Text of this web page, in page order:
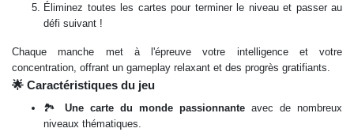
Éliminez toutes les cartes pour terminer le niveau et passer au
défi suivant !
Chaque manche met à l'épreuve votre intelligence et votre
concentration, offrant un gameplay relaxant et des progrès gratifiants.
🌟 Caractéristiques du jeu
🏞️ Une carte du monde passionnante avec de nombreux
niveaux thématiques.